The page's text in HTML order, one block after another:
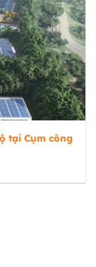
tại Cụm công